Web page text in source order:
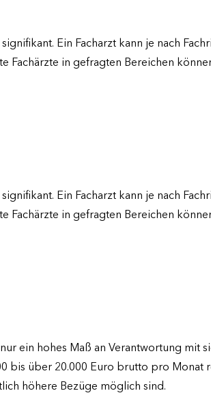
Ein Facharzt kann je nach
Fachärzte in gefragten Bereichen
Ein Facharzt kann je nach
Fachärzte in gefragten Bereichen
ein hohes Maß an Verantwortung mit
bis über 20.000 Euro brutto pro Monat
höhere Bezüge möglich sind.